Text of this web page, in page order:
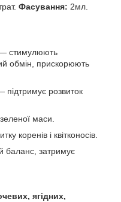
Фасування: 2мл.
стимулюють
обмін, прискорюють
підтримує розвиток
маси.
коренів і квітконосів.
баланс, затримує
ягідних,